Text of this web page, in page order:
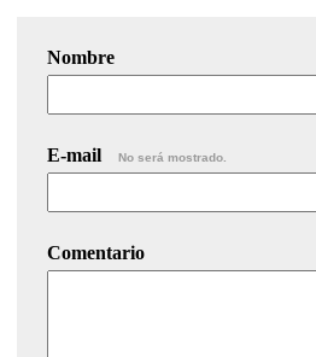
Nombre
E-mail No será mostrado.
Comentario